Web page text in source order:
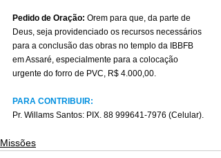
Pedido de Oração: Orem para que, da parte de
Deus, seja providenciado os recursos necessários
para a conclusão das obras no templo da IBBFB
em Assaré, especialmente para a colocação
urgente do forro de PVC, R$ 4.000,00.
PARA CONTRIBUIR:
Pr. Willams Santos: PIX. 88 999641-7976 (Celular).
Missões